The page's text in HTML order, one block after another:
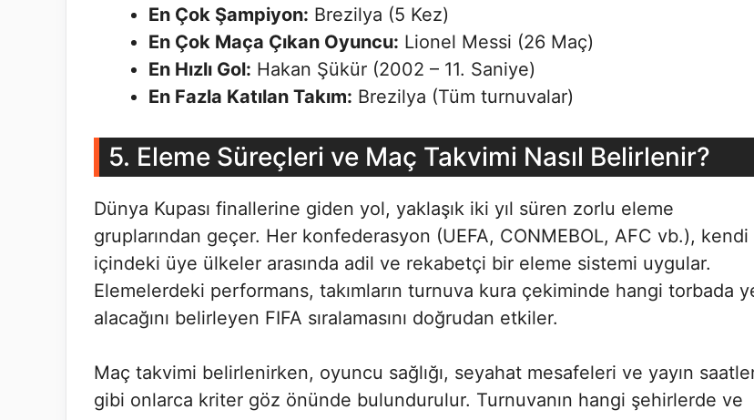
En Çok Şampiyon: Brezilya (5 Kez)
En Çok Maça Çıkan Oyuncu: Lionel Messi (26 Maç)
En Hızlı Gol: Hakan Şükür (2002 – 11. Saniye)
En Fazla Katılan Takım: Brezilya (Tüm turnuvalar)
5. Eleme Süreçleri ve Maç Takvimi Nasıl Belirlenir?
Dünya Kupası finallerine giden yol, yaklaşık iki yıl süren zorlu eleme
gruplarından geçer. Her konfederasyon (UEFA, CONMEBOL, AFC vb.), kendi
içindeki üye ülkeler arasında adil ve rekabetçi bir eleme sistemi uygular.
Elemelerdeki performans, takımların turnuva kura çekiminde hangi torbada
alacağını belirleyen FIFA sıralamasını doğrudan etkiler.
Maç takvimi belirlenirken, oyuncu sağlığı, seyahat mesafeleri ve yayın
gibi onlarca kriter göz önünde bulundurulur. Turnuvanın hangi şehirlerde ve